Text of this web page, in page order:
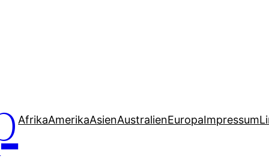
AfrikaAmerikaAsienAustralienEuropaImpressum